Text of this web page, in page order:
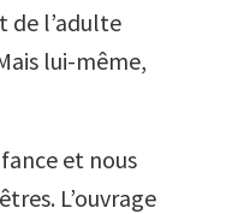
de l’adulte
lui-même,
et nous
L’ouvrage